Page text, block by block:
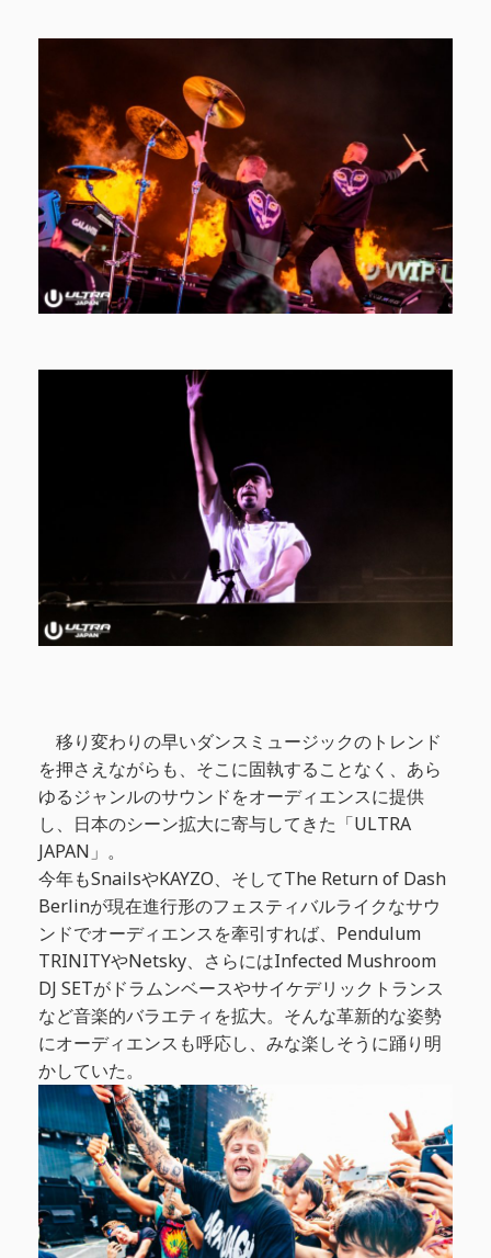
移り変わりの早いダンスミュージックのトレンド
を押さえながらも、そこに固執することなく、あら
ゆるジャンルのサウンドをオーディエンスに提供
し、日本のシーン拡大に寄与してきた「ULTRA
JAPAN」。
今年もSnailsやKAYZO、そしてThe Return of Dash
Berlinが現在進行形のフェスティバルライクなサウ
ンドでオーディエンスを牽引すれば、Pendulum
TRINITYやNetsky、さらにはInfected Mushroom
DJ SETがドラムンベースやサイケデリックトランス
など音楽的バラエティを拡大。そんな革新的な姿勢
にオーディエンスも呼応し、みな楽しそうに踊り明
かしていた。